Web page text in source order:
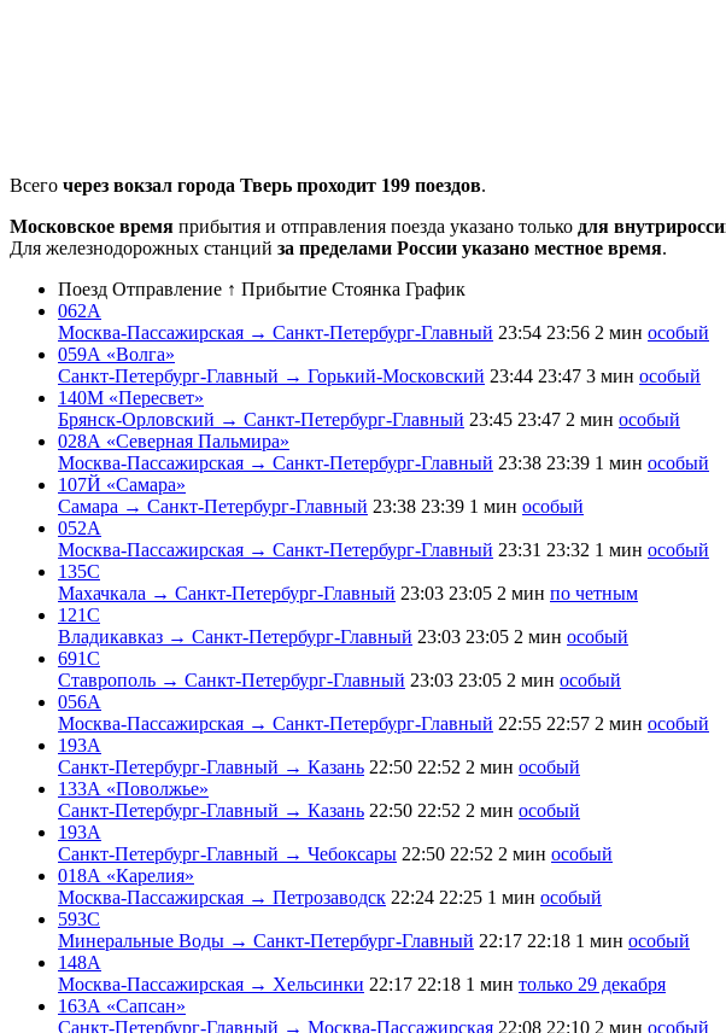
Всего через вокзал города Тверь проходит 199 поездов.
Московское время прибытия и отправления поезда указано только для
Для железнодорожных станций за пределами России указано местное время.
Поезд Отправление ↑ Прибытие Стоянка График
062А
Москва-Пассажирская → Санкт-Петербург-Главный 23:54 23:56 2 мин особый
059А «Волга»
Санкт-Петербург-Главный → Горький-Московский 23:44 23:47 3 мин особый
140М «Пересвет»
Брянск-Орловский → Санкт-Петербург-Главный 23:45 23:47 2 мин особый
028А «Северная Пальмира»
Москва-Пассажирская → Санкт-Петербург-Главный 23:38 23:39 1 мин особый
107Й «Самара»
Самара → Санкт-Петербург-Главный 23:38 23:39 1 мин особый
052А
Москва-Пассажирская → Санкт-Петербург-Главный 23:31 23:32 1 мин особый
135С
Махачкала → Санкт-Петербург-Главный 23:03 23:05 2 мин по четным
121С
Владикавказ → Санкт-Петербург-Главный 23:03 23:05 2 мин особый
691С
Ставрополь → Санкт-Петербург-Главный 23:03 23:05 2 мин особый
056А
Москва-Пассажирская → Санкт-Петербург-Главный 22:55 22:57 2 мин особый
193А
Санкт-Петербург-Главный → Казань 22:50 22:52 2 мин особый
133А «Поволжье»
Санкт-Петербург-Главный → Казань 22:50 22:52 2 мин особый
193А
Санкт-Петербург-Главный → Чебоксары 22:50 22:52 2 мин особый
018А «Карелия»
Москва-Пассажирская → Петрозаводск 22:24 22:25 1 мин особый
593С
Минеральные Воды → Санкт-Петербург-Главный 22:17 22:18 1 мин особый
148А
Москва-Пассажирская → Хельсинки 22:17 22:18 1 мин только 29 декабря
163А «Сапсан»
Санкт-Петербург-Главный → Москва-Пассажирская 22:08 22:10 2 мин особый